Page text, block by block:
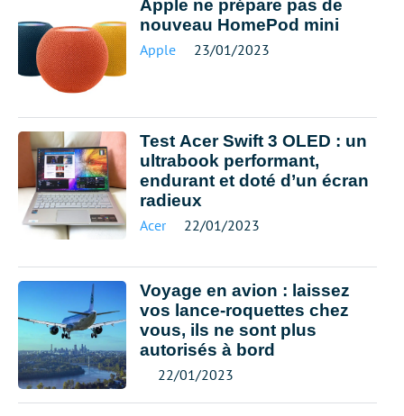
Apple ne prépare pas de
nouveau HomePod mini
Apple 23/01/2023
Test Acer Swift 3 OLED : un
ultrabook performant,
endurant et doté d’un écran
radieux
Acer 22/01/2023
Voyage en avion : laissez
vos lance-roquettes chez
vous, ils ne sont plus
autorisés à bord
22/01/2023